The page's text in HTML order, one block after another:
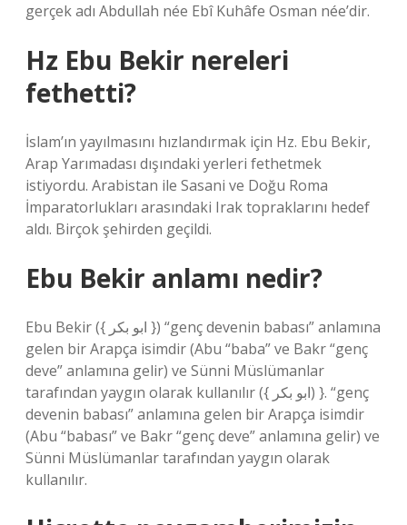
gerçek adı Abdullah née Ebî Kuhâfe Osman née’dir.
Hz Ebu Bekir nereleri
fethetti?
İslam’ın yayılmasını hızlandırmak için Hz. Ebu Bekir,
Arap Yarımadası dışındaki yerleri fethetmek
istiyordu. Arabistan ile Sasani ve Doğu Roma
İmparatorlukları arasındaki Irak topraklarını hedef
aldı. Birçok şehirden geçildi.
Ebu Bekir anlamı nedir?
Ebu Bekir ({ ابو بكر }) “genç devenin babası” anlamına
gelen bir Arapça isimdir (Abu “baba” ve Bakr “genç
deve” anlamına gelir) ve Sünni Müslümanlar
tarafından yaygın olarak kullanılır ({ ابو بكر) }. “genç
devenin babası” anlamına gelen bir Arapça isimdir
(Abu “babası” ve Bakr “genç deve” anlamına gelir) ve
Sünni Müslümanlar tarafından yaygın olarak
kullanılır.